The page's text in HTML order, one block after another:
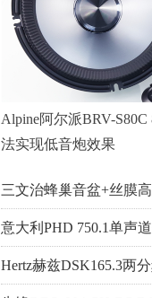
Alpine阿尔派BRV-
法实现低音炮效果